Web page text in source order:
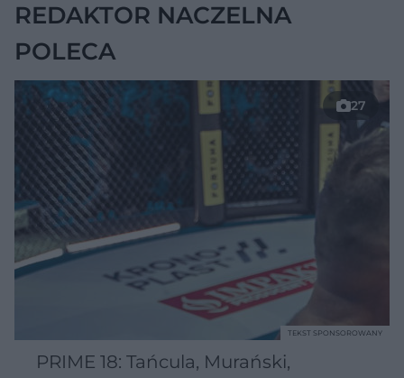
REDAKTOR NACZELNA
POLECA
27
PRIME 18: Tańcula, Murański,
TEKST SPONSOROWANY